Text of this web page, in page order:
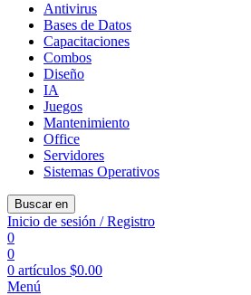
Antivirus
Bases de Datos
Capacitaciones
Combos
Diseño
IA
Juegos
Mantenimiento
Office
Servidores
Sistemas Operativos
Buscar en
Inicio de sesión / Registro
0
0
0 artículos $0.00
Menú